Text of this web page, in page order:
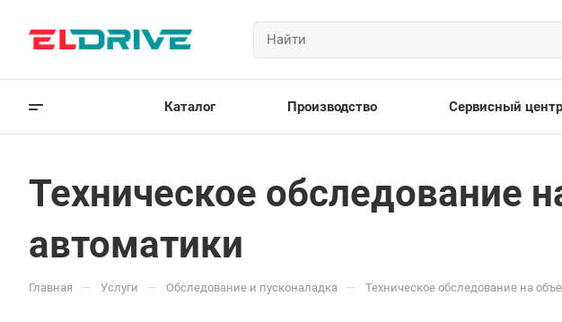
Каталог Производство Сервисный центр
Техническое обследование
автоматики
Главная — Услуги — Обследование и пусконаладка — Техническое обследование на